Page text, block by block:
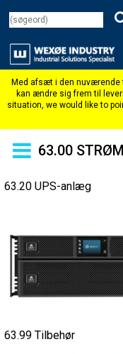
63.00
63.20 UPS-anlæg
63.99 Tilbehør